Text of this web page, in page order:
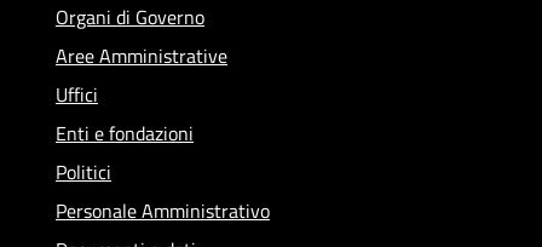
Organi di Governo
Aree Amministrative
Uffici
Enti e fondazioni
Politici
Personale Amministrativo